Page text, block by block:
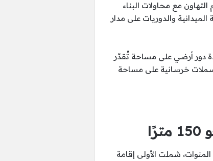
مع محاولات البناء
والدوريات على مدار
دور أرضي على مساحة تُقدّر
سملات خرسانية على مساحة
شملت الأولى إقامة